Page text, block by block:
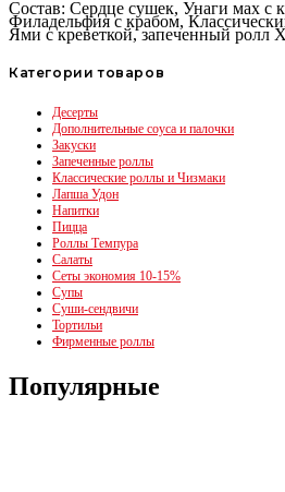
Состав: Сердце сушек, Унаги мах с
Филадельфия с крабом,
Ями с креветкой, запеченный ролл
Категории товаров
Десерты
Дополнительные соуса и палочки
Закуски
Запеченные роллы
Классические роллы и Чизмаки
Лапша Удон
Напитки
Пицца
Роллы Темпура
Салаты
Сеты экономия 10-15%
Супы
Суши-сендвичи
Тортильи
Фирменные роллы
Популярные